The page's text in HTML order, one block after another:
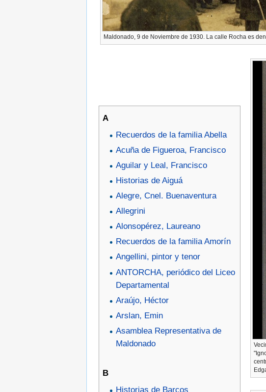
Maldonado, 9 de Noviembre de 1930. La calle Rocha es
A
Recuerdos de la familia Abella
Acuña de Figueroa, Francisco
Aguilar y Leal, Francisco
Historias de Aiguá
Alegre, Cnel. Buenaventura
Allegrini
Alonsopérez, Laureano
Recuerdos de la familia Amorín
Angellini, pintor y tenor
ANTORCHA, periódico del Liceo
Departamental
Araújo, Héctor
Arslan, Emin
Asamblea Representativa de
Maldonado
B
Historias de Barcos